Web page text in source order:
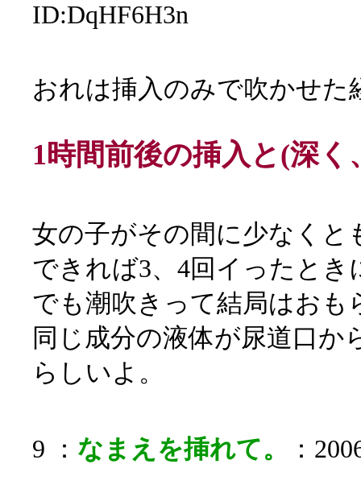
ID:DqHF6H3n
おれは挿入のみで吹かせた
1時間前後の挿入と(深く
女の子がその間に少なくと
できれば3、4回イったとき
でも潮吹きって結局はおも
同じ成分の液体が尿道口か
らしいよ。
9 ： なまえを挿れて。 ：